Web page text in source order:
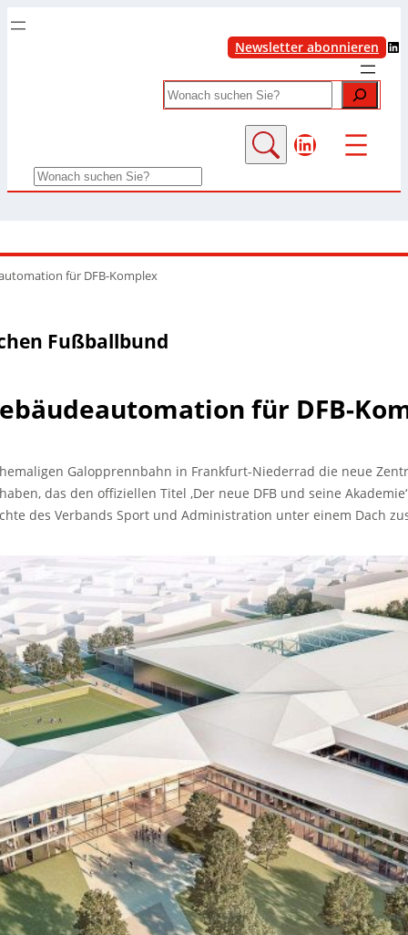
Newsletter abonnieren LinkedIn
Search
LinkedIn
Search
für DFB-Komplex
Fußballbund
für DFB-
Galopprennbahn in Frankfurt-Niederrad die neue
das den offiziellen Titel ‚Der neue DFB und seine
des Verbands Sport und Administration unter einem Dach